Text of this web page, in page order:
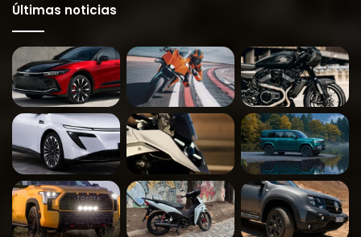
Últimas noticias